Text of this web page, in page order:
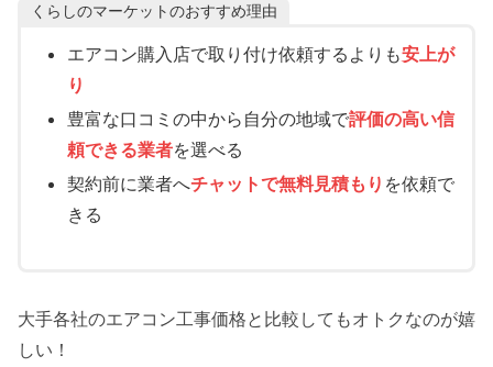
くらしのマーケットのおすすめ理由
エアコン購入店で取り付け依頼するよりも安上が
り
豊富な口コミの中から自分の地域で評価の高い信
頼できる業者を選べる
契約前に業者へチャットで無料見積もり を依頼で
きる
大手各社のエアコン工事価格と比較してもオトクなのが嬉
しい！